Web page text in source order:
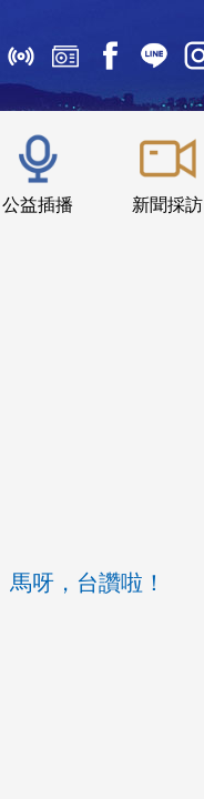
公益插播 新聞採訪
馬呀，台讚啦！